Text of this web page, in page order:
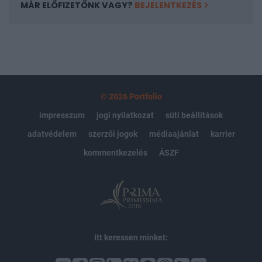
MÁR ELŐFIZETŐNK VAGY? BEJELENTKEZÉS
© 2026 Portfolio
impresszum
jogi nyilatkozat
süti beállítások
adatvédelem
szerzői jogok médiaajánlat
karrier
kommentkezelés
ÁSZF
Itt keressen minket: